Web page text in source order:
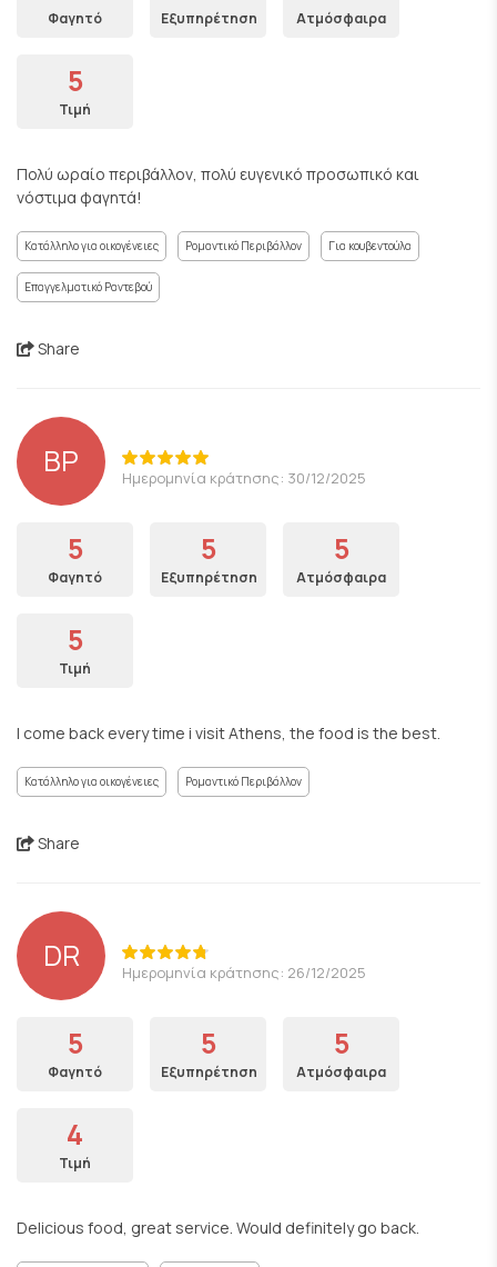
Φαγητό Εξυπηρέτηση Ατμόσφαιρα
5
Τιμή
Πολύ ωραίο περιβάλλον, πολύ ευγενικό προσωπικό και
νόστιμα φαγητά!
Κατάλληλο για οικογένειες Ρομαντικό Περιβάλλον Για κουβεντούλα
Επαγγελματικό Ραντεβού
Share
BP Ημερομηνία κράτησης: 30/12/2025
5
Φαγητό
5
Εξυπηρέτηση
5
Ατμόσφαιρα
5
Τιμή
I come back every time i visit Athens, the food is the best.
Κατάλληλο για οικογένειες Ρομαντικό Περιβάλλον
Share
DR Ημερομηνία κράτησης: 26/12/2025
5
Φαγητό
5
Εξυπηρέτηση
5
Ατμόσφαιρα
4
Τιμή
Delicious food, great service. Would definitely go back.